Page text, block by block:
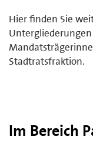
Hier finden Sie
Stadtratsfraktion.
Im Bereich